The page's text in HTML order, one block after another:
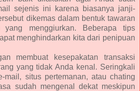
sejenis ini karena biasanya janji-
dikemas dalam bentuk tawaran
yang menggiurkan. Beberapa tips
menghindarkan kita dari penipuan
membuat kesepakatan transaksi
yang tidak Anda kenal. Seringkali
mail, situs pertemanan, atau chating
sudah mengenal dekat meskipun